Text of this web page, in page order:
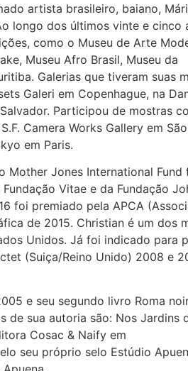
artista brasileiro, baiano,
longo dos últimos vinte e cinco
como o Museu de Arte
Museu Afro Brasil, Museu da
Galerias que tiveram suas
Galeri em Copenhague, na
Participou de mostras
Camera Works Gallery em São
em Paris.
Mother Jones International Fund
Vitae e da Fundação
foi premiado pela APCA
de 2015. Christian é um dos
Unidos. Já foi indicado para
(Suiça/Reino Unido) 2008 e
e seu segundo livro Roma
de sua autoria são: Nos Jardins
Cosac & Naify em
seu próprio selo Estúdio